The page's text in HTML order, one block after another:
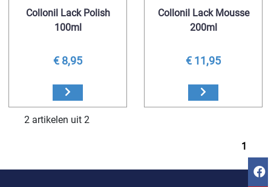
Collonil Lack Polish
100ml
€ 8,95
Collonil Lack Mousse
200ml
€ 11,95
2 artikelen uit 2
1